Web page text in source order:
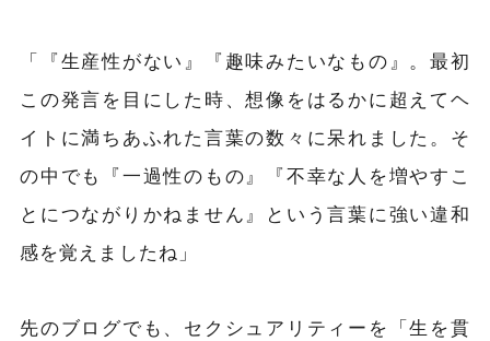
「『生産性がない』『趣味みたいなもの』。最初
この発言を目にした時、想像をはるかに超えてヘ
イトに満ちあふれた言葉の数々に呆れました。そ
の中でも『一過性のもの』『不幸な人を増やすこ
とにつながりかねません』という言葉に強い違和
感を覚えましたね」
先のブログでも、セクシュアリティーを「生を貫